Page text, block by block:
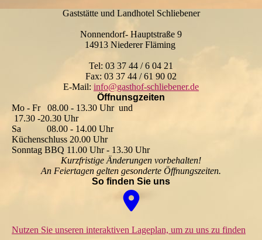
Gaststätte und Landhotel Schliebener
Nonnendorf- Hauptstraße 9
14913 Niederer Fläming
Tel: 03 37 44 / 6 04 21
Fax: 03 37 44 / 61 90 02
E-Mail: info@gasthof-schliebener.de
Öffnunsgzeiten
Mo - Fr 08.00 - 13.30 Uhr und
17.30 -20.30 Uhr
Sa 08.00 - 14.00 Uhr
Küchenschluss 20.00 Uhr
Sonntag BBQ 11.00 Uhr - 13.30 Uhr
Kurzfristige Änderungen vorbehalten!
An Feiertagen gelten gesonderte Öffnungszeiten.
So finden Sie uns
Nutzen Sie unseren interaktiven La­ge­plan, um zu uns zu finden